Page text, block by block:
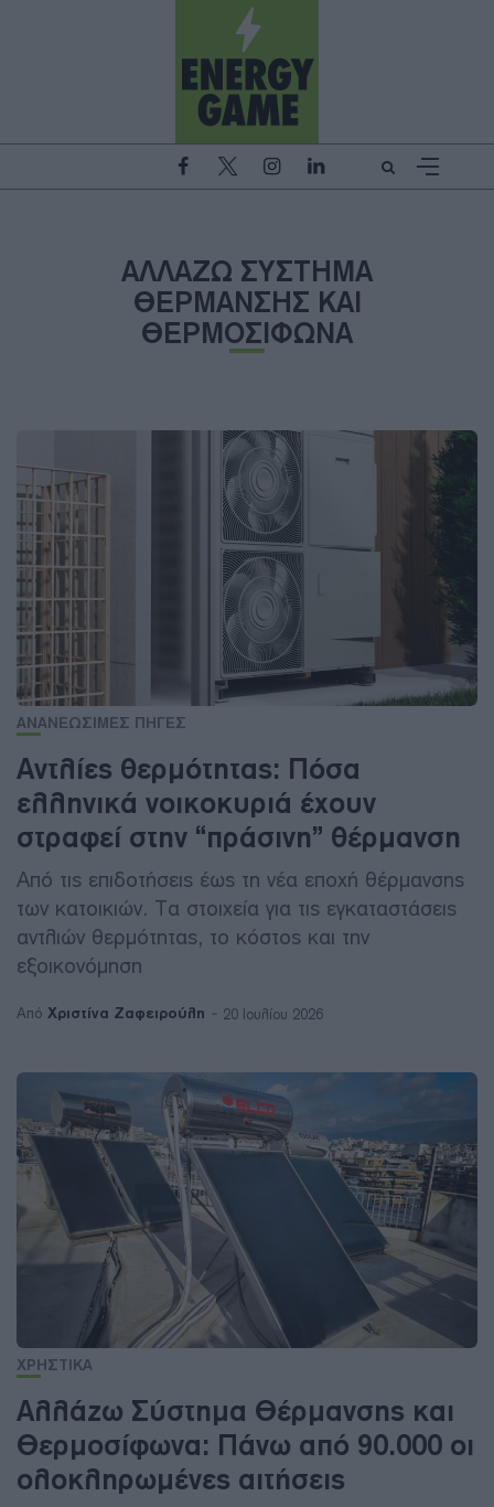
ΑΛΛΑΖΩ ΣΥΣΤΗΜΑ
ΘΕΡΜΑΝΣΗΣ ΚΑΙ
ΘΕΡΜΟΣΙΦΩΝΑ
ΑΝΑΝΕΩΣΙΜΕΣ ΠΗΓΕΣ
Αντλίες θερμότητας: Πόσα
ελληνικά νοικοκυριά έχουν
στραφεί στην “πράσινη” θέρμανση
Από τις επιδοτήσεις έως τη νέα εποχή θέρμανσης
των κατοικιών. Τα στοιχεία για τις εγκαταστάσεις
αντλιών θερμότητας, το κόστος και την
εξοικονόμηση
Από Χριστίνα Ζαφειρούλη 20 Ιουλίου 2026
ΧΡΗΣΤΙΚΑ
Αλλάζω Σύστημα Θέρμανσης και
Θερμοσίφωνα: Πάνω από 90.000 οι
ολοκληρωμένες αιτήσεις